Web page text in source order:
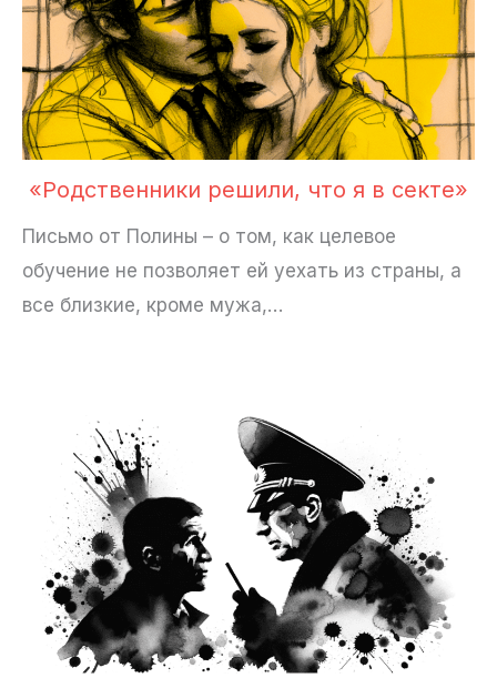
«Родственники решили, что я в секте»
Письмо от Полины – о том, как целевое
обучение не позволяет ей уехать из страны, а
все близкие, кроме мужа,…